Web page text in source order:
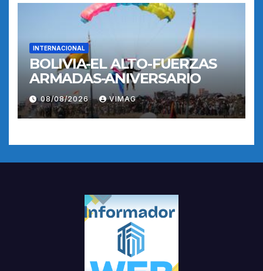
INTERNACIONAL
BOLIVIA-EL ALTO-FUERZAS
ARMADAS-ANIVERSARIO
08/08/2026 VIMAG